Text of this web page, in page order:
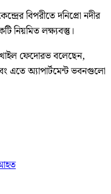
বিপরীতে দনিপ্রো নদীর
নিয়মিত লক্ষ্যবস্তু।
ফেদোরভ বলেছেন,
এতে অ্যাপার্টমেন্ট ভবনগুলো